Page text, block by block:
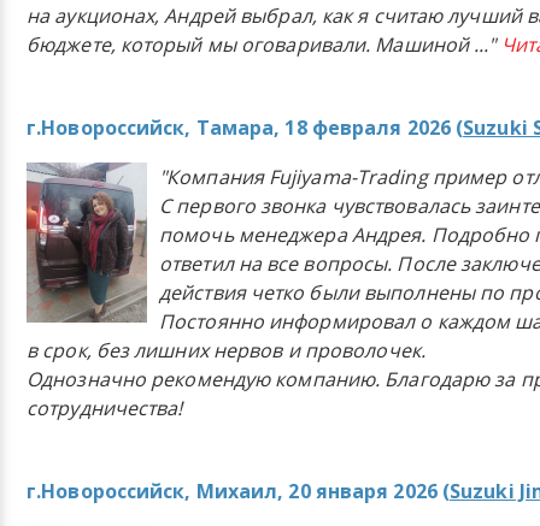
на аукционах, Андрей выбрал, как я считаю лучший
бюджете, который мы оговаривали. Машиной..."
г.Новороссийск, Тамара, 18 февраля 2026 (Suzuki
"Компания Fujiyama-Trading пример
С первого звонка чувствовалась
помочь менеджера Андрея. Подробно
ответил на все вопросы. После
действия четко были выполнены по
Постоянно информировал о каждом
в срок, без лишних нервов и проволочек.
Однозначно рекомендую компанию. Благодарю за
сотрудничества!
г.Новороссийск, Михаил, 20 января 2026 (Suzuki